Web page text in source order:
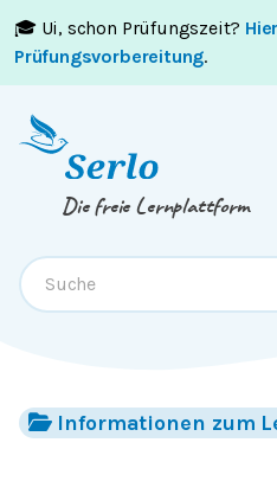
🎓 Ui, schon Prüfungszeit?
Prüfungsvorbereitung.
Springe zumInhaltoderFooter
Die freie Lernplattform
Informationen zum